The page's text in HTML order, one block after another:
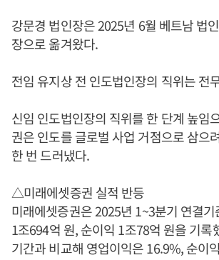
강문경 법인장은 2025년 6월 베트남 법
장으로 옮겨왔다.
전임 유지상 전 인도법인장의 직위는 전
신임 인도법인장의 직위를 한 단계 높임
권은 인도를 글로벌 사업 거점으로 삼으
한 번 드러냈다.
△미래에셋증권 실적 반등
미래에셋증권은 2025년 1~3분기 연결
1조694억 원, 순이익 1조78억 원을 기록
기간과 비교해 영업이익은 16.9%, 순이